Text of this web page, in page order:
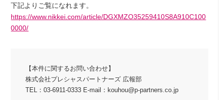
下記よりご覧になれます。
https://www.nikkei.com/article/DGXMZO35259410S8A910C100
0000/
【本件に関するお問い合わせ】
株式会社プレシャスパートナーズ 広報部
TEL：03-6911-0333 E-mail：kouhou@p-partners.co.jp